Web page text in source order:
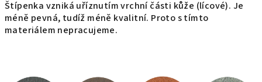
Štípenka vzniká uříznutím vrchní části kůže (lícové). Je
méně pevná, tudíž méně kvalitní. Proto s tímto
materiálem nepracujeme.